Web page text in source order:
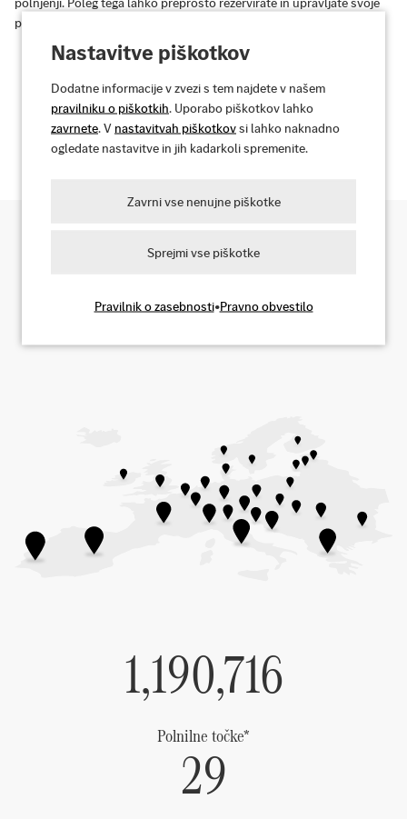
pogodbe kar od doma.
Spoznajte prednosti
1,190,716
Polnilne točke*
29
Nastavitve piškotkov
Dodatne informacije v zvezi s tem najdete v našem
pravilniku o piškotkih. Uporabo piškotkov lahko
zavrnete. V nastavitvah piškotkovsi lahko naknadno
ogledate nastavitve in jih kadarkoli spremenite.
Zavrni vse nenujne piškotke
Sprejmi vse piškotke
Pravilnik o zasebnosti•Pravno obvestilo